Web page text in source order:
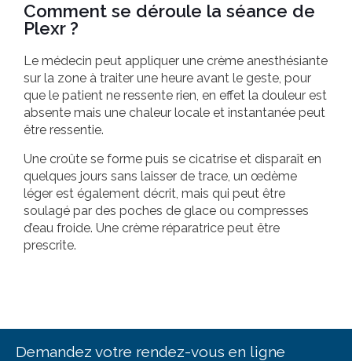
Comment se déroule la séance de
Plexr ?
Le médecin peut appliquer une crème anesthésiante
sur la zone à traiter une heure avant le geste, pour
que le patient ne ressente rien, en effet la douleur est
absente mais une chaleur locale et instantanée peut
être ressentie.
Une croûte se forme puis se cicatrise et disparaît en
quelques jours sans laisser de trace, un œdème
léger est également décrit, mais qui peut être
soulagé par des poches de glace ou compresses
d’eau froide. Une crème réparatrice peut être
prescrite.
Demandez votre rendez-vous en ligne